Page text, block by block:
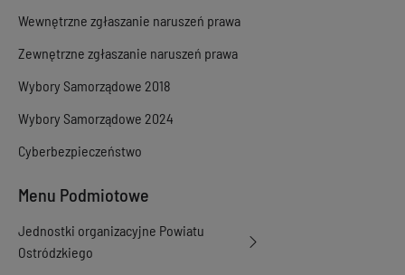
Wewnętrzne zgłaszanie naruszeń prawa
Zewnętrzne zgłaszanie naruszeń prawa
Wybory Samorządowe 2018
Wybory Samorządowe 2024
Cyberbezpieczeństwo
Menu Podmiotowe
Jednostki organizacyjne Powiatu
Ostródzkiego